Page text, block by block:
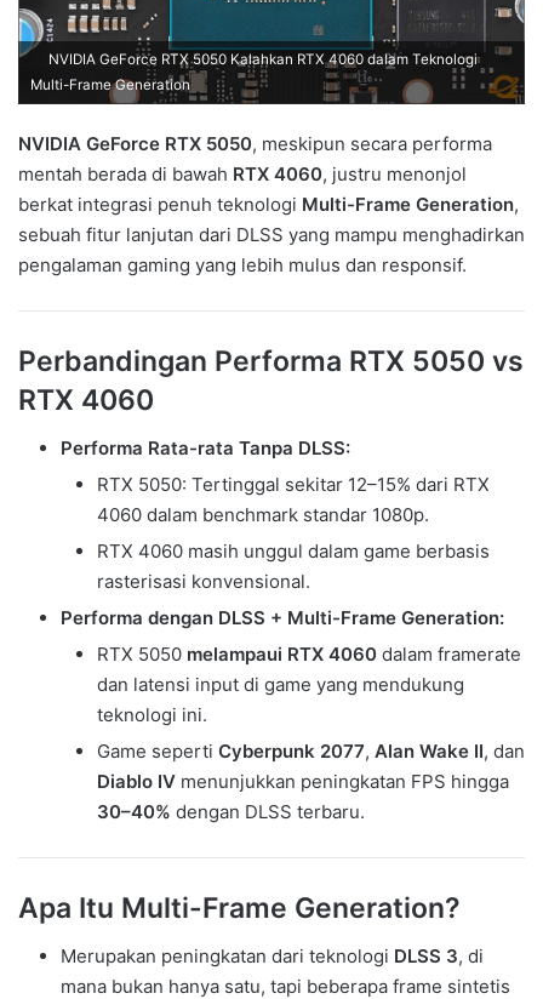
NVIDIA GeForce RTX 5050 Kalahkan RTX 4060 dalam Teknologi
Multi-Frame Generation
NVIDIA GeForce RTX 5050, meskipun secara performa
mentah berada di bawah RTX 4060, justru menonjol
berkat integrasi penuh teknologi Multi-Frame Generation,
sebuah fitur lanjutan dari DLSS yang mampu menghadirkan
pengalaman gaming yang lebih mulus dan responsif.
Perbandingan Performa RTX 5050 vs
RTX 4060
Performa Rata-rata Tanpa DLSS:
RTX 5050: Tertinggal sekitar 12–15% dari RTX
4060 dalam benchmark standar 1080p.
RTX 4060 masih unggul dalam game berbasis
rasterisasi konvensional.
Performa dengan DLSS + Multi-Frame Generation:
RTX 5050 melampaui RTX 4060 dalam framerate
dan latensi input di game yang mendukung
teknologi ini.
Game seperti Cyberpunk 2077, Alan Wake II, dan
Diablo IV menunjukkan peningkatan FPS hingga
30–40% dengan DLSS terbaru.
Apa Itu Multi-Frame Generation?
Merupakan peningkatan dari teknologi DLSS 3, di
mana bukan hanya satu, tapi beberapa frame sintetis